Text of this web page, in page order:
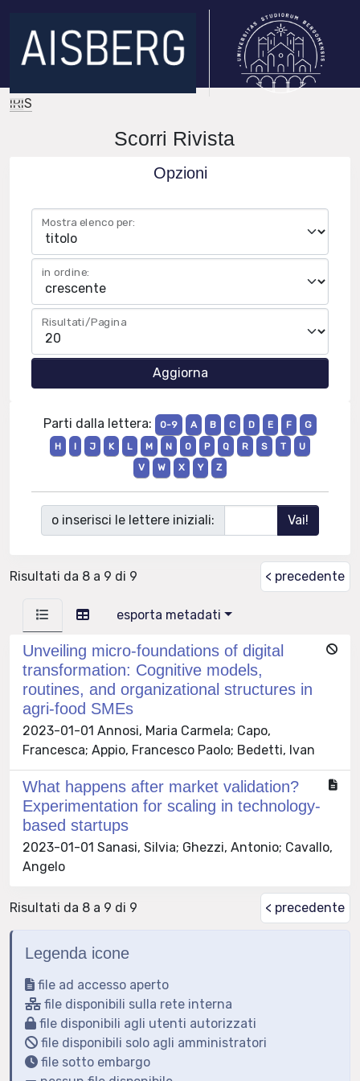
IRIS
Scorri Rivista
Opzioni
Mostra elenco per:
in ordine:
Risultati/Pagina
Parti dalla lettera: 0-9 A B C D E F
G
H
I J K L M N O P Q R S T
U
V
W X Y Z
o inserisci le lettere iniziali:
Risultati da 8 a 9 di 9 < precedente
esporta metadati
Unveiling micro-foundations of digital
transformation: Cognitive models,
routines, and organizational structures in
agri-food SMEs
2023-01-01 Annosi, Maria Carmela; Capo,
Francesca; Appio, Francesco Paolo; Bedetti, Ivan
What happens after market validation?
Experimentation for scaling in technology-
based startups
2023-01-01 Sanasi, Silvia; Ghezzi, Antonio; Cavallo,
Angelo
Risultati da 8 a 9 di 9 < precedente
Legenda icone
file ad accesso aperto
file disponibili sulla rete interna
file disponibili agli utenti autorizzati
file disponibili solo agli amministratori
file sotto embargo